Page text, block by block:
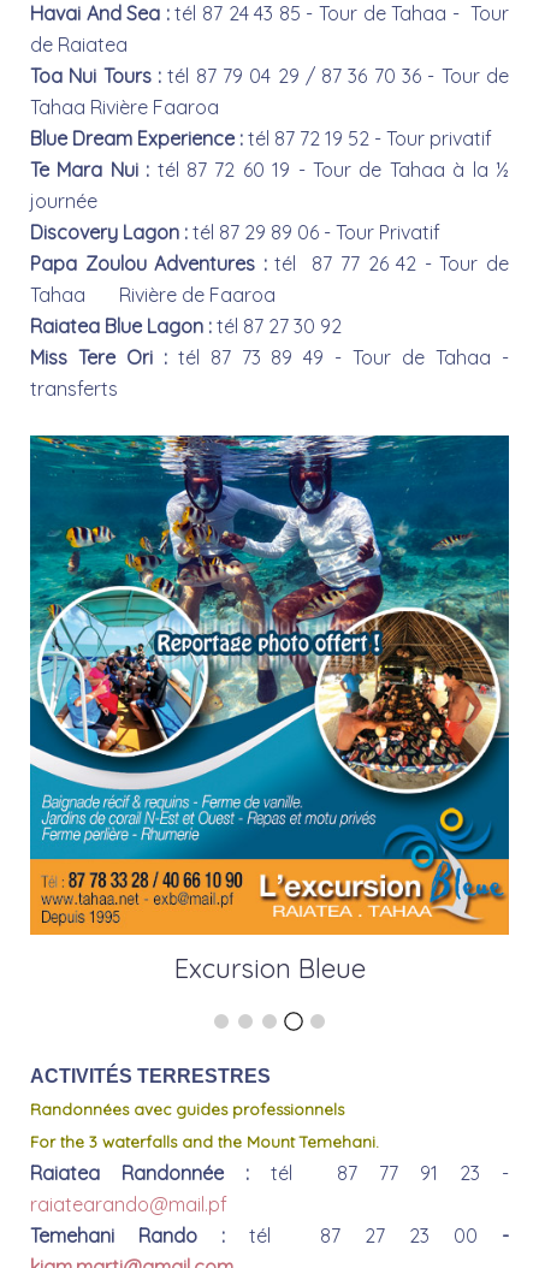
Havai And Sea :tél 87 24 43 85 - Tour de Tahaa - Tour
de Raiatea
Toa Nui Tours :tél 87 79 04 29 / 87 36 70 36 - Tour de
Tahaa Rivière Faaroa
Blue Dream Experience : tél 87 72 19 52 - Tour privatif
Te Mara Nui : tél 87 72 60 19 - Tour de Tahaa à la ½
journée
Discovery Lagon : tél 87 29 89 06 - Tour Privatif
Papa Zoulou Adventures :tél 87 77 26 42 - Tour de
Tahaa Rivière de Faaroa
Raiatea Blue Lagon : tél 87 27 30 92
Miss Tere Ori :tél 87 73 89 49 - Tour de Tahaa -
transferts
Excursion Bleue
ACTIVITÉS TERRESTRES
Randonnées avec guides professionnels
For the 3 waterfalls and the Mount Temehani.
Raiatea Randonnée : tél 87 77 91 23 -
raiatearando@mail.pf
Temehani Rando :tél 87 27 23 00 -